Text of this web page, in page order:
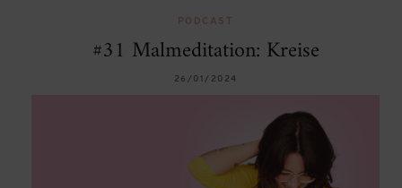
PODCAST
#31 Malmeditation: Kreise
26/01/2024